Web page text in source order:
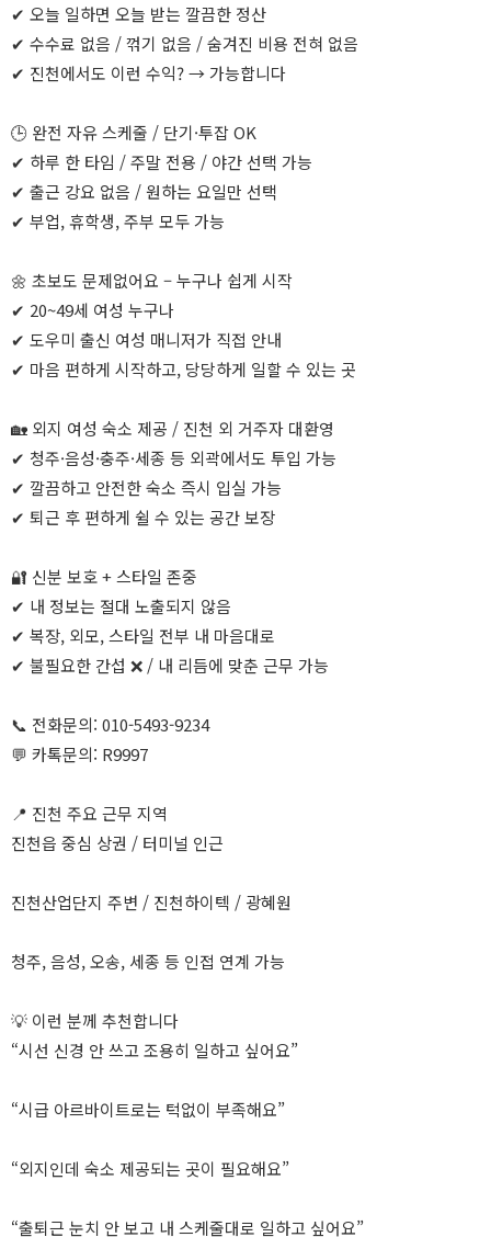
✔ 오늘 일하면 오늘 받는 깔끔한 정산
✔ 수수료 없음 / 꺾기 없음 / 숨겨진 비용 전혀 없음
✔ 진천에서도 이런 수익? → 가능합니다
🕒 완전 자유 스케줄 / 단기·투잡 OK
✔ 하루 한 타임 / 주말 전용 / 야간 선택 가능
✔ 출근 강요 없음 / 원하는 요일만 선택
✔ 부업, 휴학생, 주부 모두 가능
🌼 초보도 문제없어요 – 누구나 쉽게 시작
✔ 20~49세 여성 누구나
✔ 도우미 출신 여성 매니저가 직접 안내
✔ 마음 편하게 시작하고, 당당하게 일할 수 있는 곳
🏡 외지 여성 숙소 제공 / 진천 외 거주자 대환영
✔ 청주·음성·충주·세종 등 외곽에서도 투입 가능
✔ 깔끔하고 안전한 숙소 즉시 입실 가능
✔ 퇴근 후 편하게 쉴 수 있는 공간 보장
🔐 신분 보호 + 스타일 존중
✔ 내 정보는 절대 노출되지 않음
✔ 복장, 외모, 스타일 전부 내 마음대로
✔ 불필요한 간섭 ❌ / 내 리듬에 맞춘 근무 가능
📞 전화문의: 010-5493-9234
💬 카톡문의: R9997
📍 진천 주요 근무 지역
진천읍 중심 상권 / 터미널 인근
진천산업단지 주변 / 진천하이텍 / 광혜원
청주, 음성, 오송, 세종 등 인접 연계 가능
💡 이런 분께 추천합니다
“시선 신경 안 쓰고 조용히 일하고 싶어요”
“시급 아르바이트로는 턱없이 부족해요”
“외지인데 숙소 제공되는 곳이 필요해요”
“출퇴근 눈치 안 보고 내 스케줄대로 일하고 싶어요”